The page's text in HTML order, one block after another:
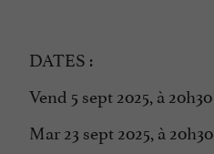
DATES :
Vend 5 sept 2025, à 20h30
Mar 23 sept 2025, à 20h30